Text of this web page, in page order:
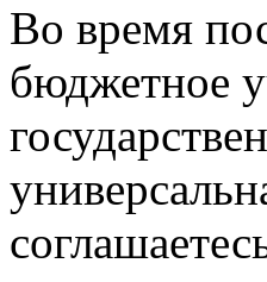
Во время
бюджетное